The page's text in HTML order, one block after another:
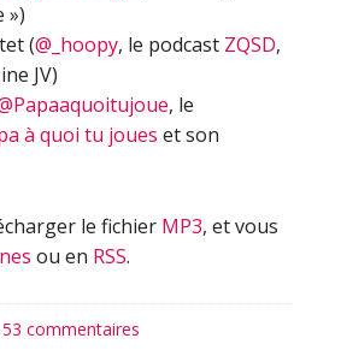
»)
(@_hoopy, le podcast ZQSD,
JV)
, le
à quoi tu joues et son
le fichier MP3, et vous
ou en RSS.
53 commentaires